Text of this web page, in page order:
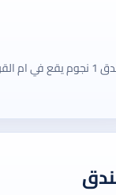
فندق سما الأماني فندق